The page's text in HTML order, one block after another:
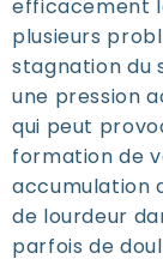
efficacement
plusieurs
stagnation du
une pression
qui peut
formation de
accumulation
de lourdeur
parfois de